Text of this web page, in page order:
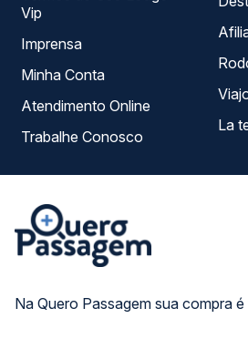
Na Quero Passagem sua compra
Vip
Imprensa
Minha Conta
Atendimento Online
Trabalhe Conosco